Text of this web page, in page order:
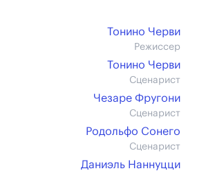
Тонино Черви
Режиссер
Тонино Черви
Сценарист
Чезаре Фругони
Сценарист
Родольфо Сонего
Сценарист
Даниэль Наннуцци